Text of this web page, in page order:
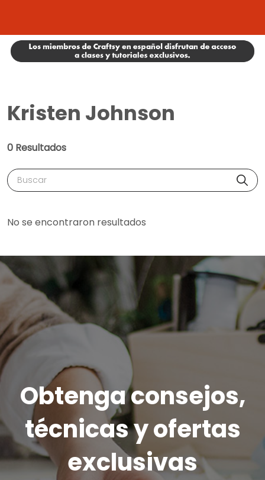
Kristen Johnson
0 Resultados
Buscar
No se encontraron resultados
Obtenga consejos,
técnicas y ofertas
exclusivas